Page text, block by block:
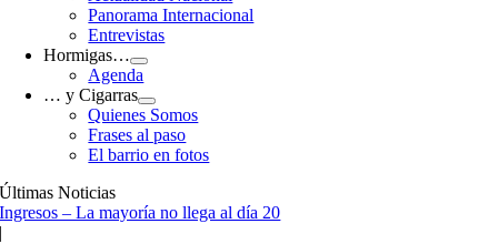
Panorama Internacional
Entrevistas
Hormigas…
Agenda
… y Cigarras
Quienes Somos
Frases al paso
El barrio en fotos
Últimas Noticias
Ingresos – La mayoría no llega al día 20
|